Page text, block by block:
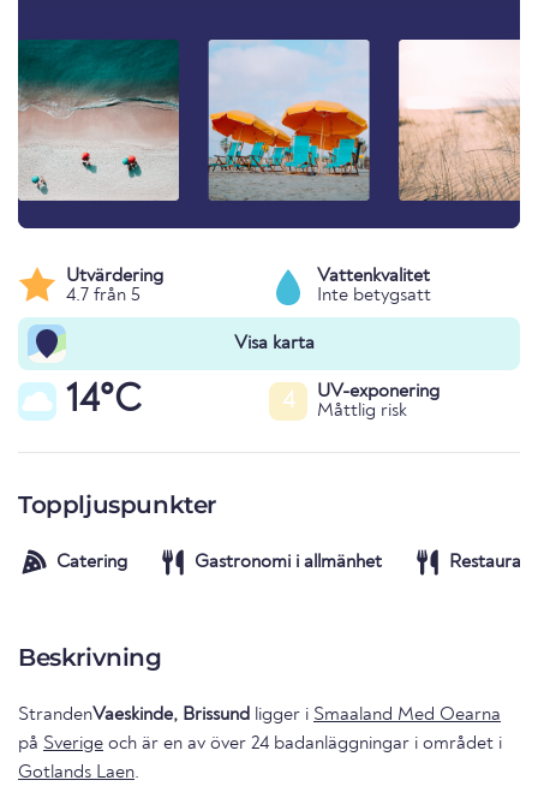
Utvärdering
4.7 från 5
Vattenkvalitet
Inte betygsatt
Visa karta
14°C 4
UV-exponering
Måttlig risk
Toppljuspunkter
Catering Gastronomi i allmänhet
Beskrivning
StrandenVaeskinde, Brissund ligger i Smaaland Med Oearna
på Sverige och är en av över 24 badanläggningar i området i
Gotlands Laen.